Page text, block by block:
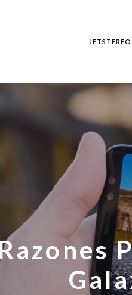
JETSTEREO